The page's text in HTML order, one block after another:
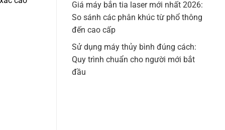
Giá máy bắn tia laser mới nhất 2026:
So sánh các phân khúc từ phổ thông
đến cao cấp
Sử dụng máy thủy bình đúng cách:
Quy trình chuẩn cho người mới bắt
đầu